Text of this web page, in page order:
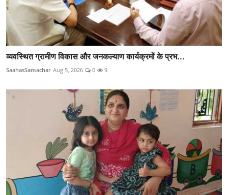
व्यवस्थित ग्रामीण विकास और जनकल्याण कार्यक्रमों के प्रभ...
SaahasSamachar Aug 5, 2026 0 9